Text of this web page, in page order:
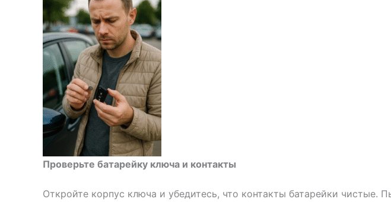
Проверьте батарейку ключа и контакты
Откройте корпус ключа и убедитесь, что контакты батарейки чистые.